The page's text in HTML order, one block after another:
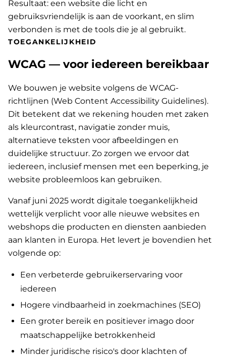
Resultaat: een website die licht en
gebruiksvriendelijk is aan de voorkant, en slim
verbonden is met de tools die je al gebruikt.
TOEGANKELIJKHEID
WCAG — voor iedereen bereikbaar
We bouwen je website volgens de WCAG-
richtlijnen (Web Content Accessibility Guidelines).
Dit betekent dat we rekening houden met zaken
als kleurcontrast, navigatie zonder muis,
alternatieve teksten voor afbeeldingen en
duidelijke structuur. Zo zorgen we ervoor dat
iedereen, inclusief mensen met een beperking, je
website probleemloos kan gebruiken.
Vanaf juni 2025 wordt digitale toegankelijkheid
wettelijk verplicht voor alle nieuwe websites en
webshops die producten en diensten aanbieden
aan klanten in Europa. Het levert je bovendien het
volgende op:
Een verbeterde gebruikerservaring voor
iedereen
Hogere vindbaarheid in zoekmachines (SEO)
Een groter bereik en positiever imago door
maatschappelijke betrokkenheid
Minder juridische risico's door klachten of